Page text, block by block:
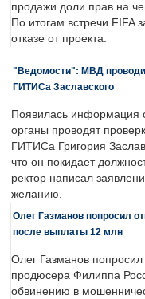
продажи доли прав на
По итогам встречи FIFA
отказе от проекта.
"Ведомости": МВД
ГИТИСа Заславского
Появилась информация
органы проводят
ГИТИСа Григория
что он покидает
ректор написал
желанию.
Олег Газманов попросил
после выплаты 12 млн
Олег Газманов попросил
продюсера Филиппа
обвинению в